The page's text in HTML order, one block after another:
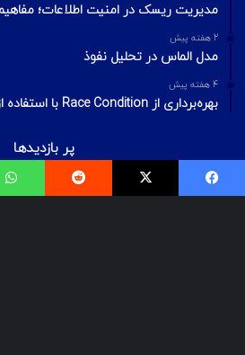
مدیریت ریسک در امنیت اطلاعات؛
2 هفته پیش
مدل الماس در تحلیل نفوذ
4 هفته پیش
بهره‌برداری از Race Condition با استفاده از Turbo Intruder
پر بازدیدها
اردیبهشت ۲۰, ۱۴۰۰